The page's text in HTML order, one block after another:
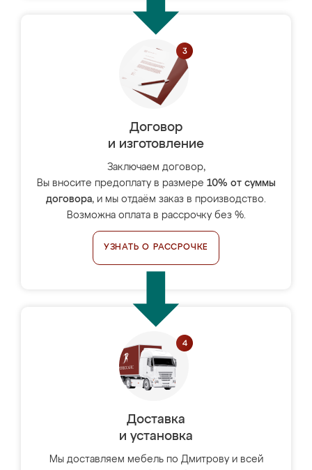
Договор
и изготовление
Заключаем договор,
Вы вносите предоплату в размере 10% от суммы
договора, и мы отдаём заказ в производство.
Возможна оплата в рассрочку без %.
УЗНАТЬ О РАССРОЧКЕ
Доставка
и установка
Мы доставляем мебель по Дмитрову и всей